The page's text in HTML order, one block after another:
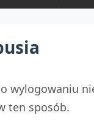
wylogowaniu
ten sposób.